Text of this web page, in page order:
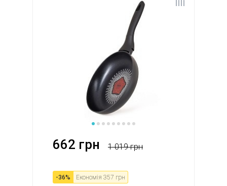
662 грн 1 019 грн
-36% Економія 357 грн